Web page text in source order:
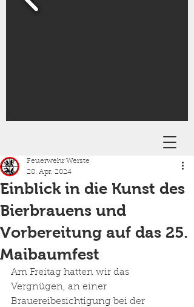
Einblick in die Kunst des
Bierbrauens und
Vorbereitung auf das 25.
Maibaumfest
Feuerwehr Werste
28. Apr. 2024
Am Freitag hatten wir das
Vergnügen, an einer
Brauereibesichtigung bei der